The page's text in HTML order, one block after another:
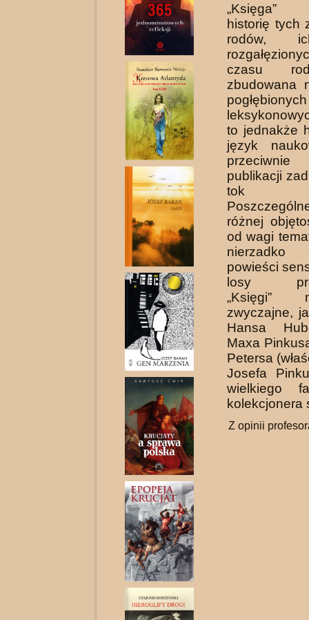
„Księga”
historię tych
rodów,
czasu
zbudowana
to jednakże
język
publikacji
tok
różnej
od wagi
powieści
losy
„Księgi”
zwyczajne,
Hansa
Maxa
Petersa
Josefa
wielkiego
kolekcjonera
Z opinii